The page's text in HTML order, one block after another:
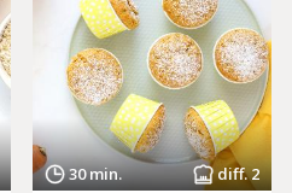
30 min. diff. 2